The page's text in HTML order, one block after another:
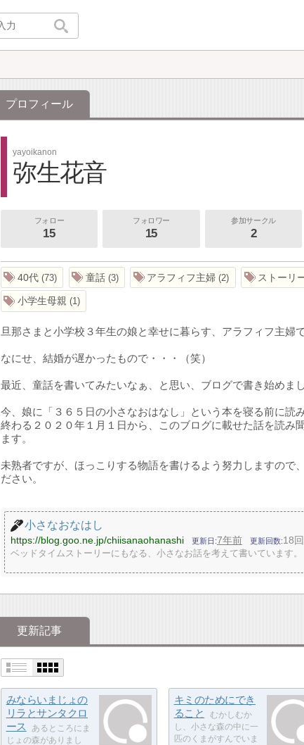
プロフィール
yayoikanon
弥生花音
フォロー
15
フォロワー
15
参加サークル
2
40代 73 童話 3 アラフィフ主婦 2 ストーリ
小学生母親 1
旦那さまと小学校３年生の娘と幸せに暮らす、アラフィフ主婦で
なにせ、結婚が遅かったもので・・・（笑）
最近、童話を書いてみたいなぁ、と思い、ブログで書き始めまし
今、娘に「３６５日の小さなおはなし」という本を寝る前に読
終わる２０２０年１月１日から、このブログに載せた話を読み
ます。
未熟者ですが、ほっこりする物語を書けるよう努力しますので
ださい。
小さなおなはし
https://blog.goo.ne.jp/chiisanaohanashi 更新日 7年前 更新回数 18回
ベッドタイムストーリーにもなる、小さなお話を考えて書いています。
更新記事
みならいまじょの
リラとサンタクロ
ース
あるところにま
じょの森がありまし
キミのためにでき
ること
むかしむか
し、小さな森の中に一
匹のくまがすんでいま